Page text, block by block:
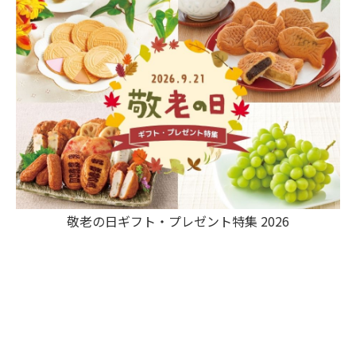
敬老の日ギフト・プレゼント特集 2026